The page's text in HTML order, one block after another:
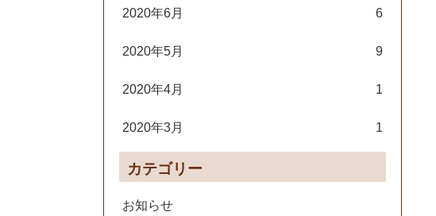
2020年6月 6
2020年5月 9
2020年4月 1
2020年3月 1
カテゴリー
お知らせ